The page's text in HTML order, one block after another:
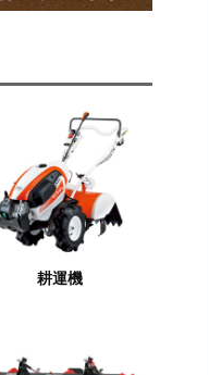
耕運機